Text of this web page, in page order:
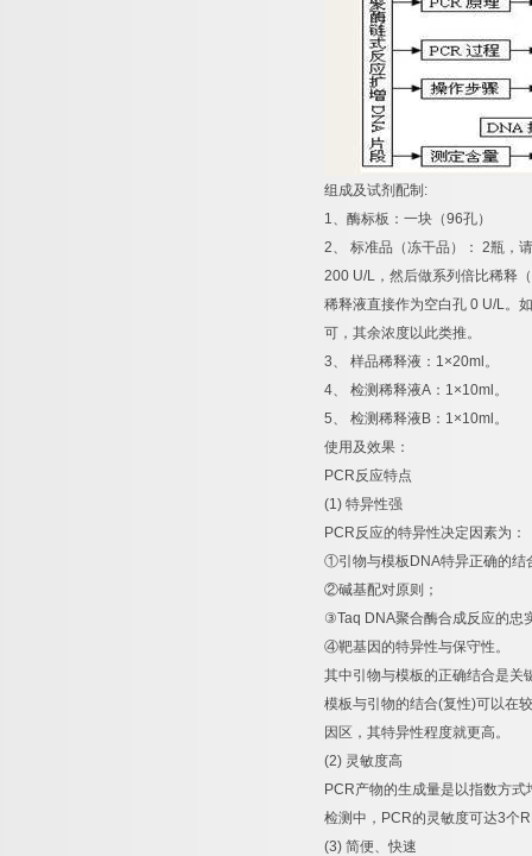
组成及试剂配制 :
1、酶标板：一块（96孔）
2、 标准品（冻干品）： 2瓶，
200 U/L ，然后做系列倍比稀释
稀释液直接作为空白孔 0 U/L。
可，其余浓度以此类推。
3、 样品稀释液： 1×20ml 。
4、 检测稀释液A ： 1×10ml 。
5、 检测稀释液 B ： 1×10ml 。
使用及效果：
PCR反应特点
(1) 特异性强
PCR反应的特异性决定因素为：
①引物与模板 DNA特异正确的结
②碱基配对原则；
③Taq DNA聚合酶合成反应的忠
④靶基因的特异性与保守性。
其中引物与模板的正确结合是关
模板与引物的结合(复性)可以在
因区，其特异性程度就更高。
(2) 灵敏度高
PCR产物的生成量是以指数方式
检测中， PCR的灵敏度可达3个
(3) 简便、快速